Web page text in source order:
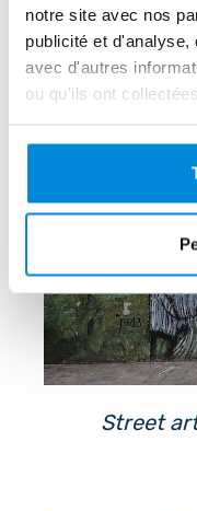
notre site avec nos
publicité et
avec d'autres
ou qu'ils ont
créée par
Street